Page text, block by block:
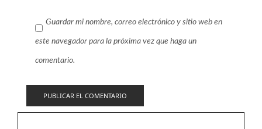
Guardar mi nombre, correo electrónico y sitio web en
este navegador para la próxima vez que haga un
comentario.